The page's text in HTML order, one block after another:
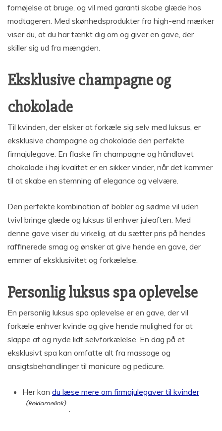
fornøjelse at bruge, og vil med garanti skabe glæde hos
modtageren. Med skønhedsprodukter fra high-end mærker
viser du, at du har tænkt dig om og giver en gave, der
skiller sig ud fra mængden.
Eksklusive champagne og
chokolade
Til kvinden, der elsker at forkæle sig selv med luksus, er
eksklusive champagne og chokolade den perfekte
firmajulegave. En flaske fin champagne og håndlavet
chokolade i høj kvalitet er en sikker vinder, når det kommer
til at skabe en stemning af elegance og velvære.
Den perfekte kombination af bobler og sødme vil uden
tvivl bringe glæde og luksus til enhver juleaften. Med
denne gave viser du virkelig, at du sætter pris på hendes
raffinerede smag og ønsker at give hende en gave, der
emmer af eksklusivitet og forkælelse.
Personlig luksus spa oplevelse
En personlig luksus spa oplevelse er en gave, der vil
forkæle enhver kvinde og give hende mulighed for at
slappe af og nyde lidt selvforkælelse. En dag på et
eksklusivt spa kan omfatte alt fra massage og
ansigtsbehandlinger til manicure og pedicure.
Her kan du læse mere om firmajulegaver til kvinder